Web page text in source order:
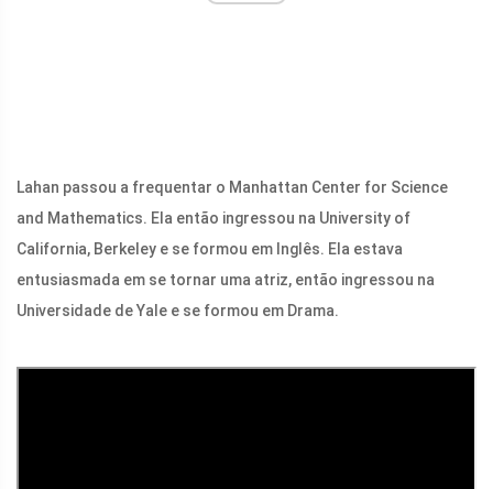
Lahan passou a frequentar o Manhattan Center for Science
and Mathematics. Ela então ingressou na University of
California, Berkeley e se formou em Inglês. Ela estava
entusiasmada em se tornar uma atriz, então ingressou na
Universidade de Yale e se formou em Drama.